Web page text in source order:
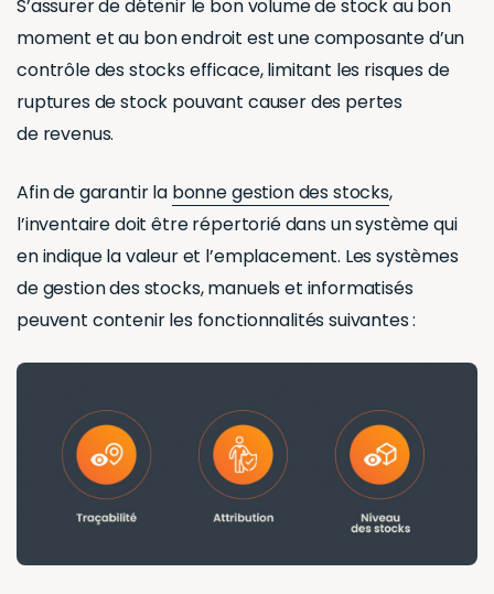
S’assurer de détenir le bon volume de stock au bon
moment et au bon endroit est une composante d’un
contrôle des stocks efficace, limitant les risques de
ruptures de stock pouvant causer des pertes
de revenus.
Afin de garantir la bonne gestion des stocks,
l’inventaire doit être répertorié dans un système qui
en indique la valeur et l’emplacement. Les systèmes
de gestion des stocks, manuels et informatisés
peuvent contenir les fonctionnalités suivantes :